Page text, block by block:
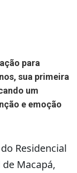
para
sua primeira
um
e emoção
Residencial
Macapá,